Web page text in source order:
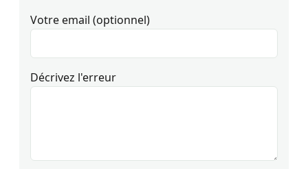
Votre email (optionnel)
Décrivez l'erreur